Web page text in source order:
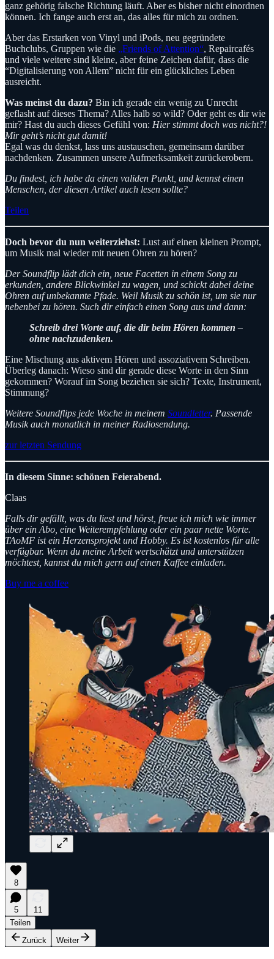
ganz gehörig falsche Richtung läuft. Aber es bisher nicht einordnen
können. Ich fange auch erst an, das alles für mich zu ordnen.
Aber das Erstarken von Vinyl und iPods, neu gegründete
Buchclubs, Gruppen wie die „Friends of Attention“, Repaircafés
und viele weitere sind kleine, aber feine Zeichen dafür, dass die
“Digitalisierung von Allem” nicht für ein glückliches Leben
ausreicht.
Was meinst du dazu? Bin ich gerade ein wenig zu Unrecht
geflasht auf dieses Thema? Alles halb so wild? Oder geht es dir wie
mir? Hast du auch dieses Gefühl von: Hier stimmt doch was nicht?!
Mir geht’s nicht gut damit!
Egal was du denkst, lass uns austauschen, gemeinsam darüber
nachdenken. Zusammen unsere Aufmerksamkeit zurückerobern.
Du findest, ich habe da einen validen Punkt, und kennst einen
Menschen, der diesen Artikel auch lesen sollte?
Teilen
Doch bevor du nun weiterziehst: Lust auf einen kleinen Prompt,
um Musik mal wieder mit neuen Ohren zu hören?
Der Soundflip lädt dich ein, neue Facetten in einem Song zu
erkunden, andere Blickwinkel zu wagen, und schickt dabei deine
Ohren auf unbekannte Pfade. Weil Musik zu schön ist, um sie nur
nebenbei zu hören. Such dir einfach einen Song aus und dann:
Schreib drei Worte auf, die dir beim Hören kommen –
ohne nachzudenken.
Eine Mischung aus aktivem Hören und assoziativem Schreiben.
Überleg danach: Wieso sind dir gerade diese Worte in den Sinn
gekommen? Worauf im Song beziehen sie sich? Texte, Instrument,
Stimmung?
Weitere Soundflips jede Woche in meinem Soundletter. Passende
Musik auch monatlich in meiner Radiosendung.
zur letzten Sendung
In diesem Sinne: schönen Feierabend.
Claas
Falls dir gefällt, was du liest und hörst, freue ich mich wie immer
über ein Abo, eine Weiterempfehlung oder ein paar nette Worte.
TAoMF ist ein Herzensprojekt und Hobby. Es ist kostenlos für alle
verfügbar. Wenn du meine Arbeit wertschätzt und unterstützen
möchtest, kannst du mich gern auf einen Kaffee einladen.
Buy me a coffee
8
5
11
Teilen
Zurück
Weiter